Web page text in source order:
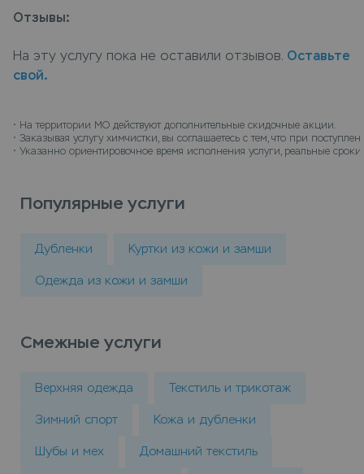
Leda подберут оптимальную технологию чистки
Сдать кожаное пальто до колена в химчистку
можно в пунктах приема Leda, или закажите
Отзывы:
На эту услугу пока не оставили отзывов. Оставьте
свой.
• На территории МО действуют дополнительные скидочные акции.
• Заказывая услугу химчистки, вы соглашаетесь с тем, что при
• Указанно ориентировочное время исполнения услуги, реальные сроки
Популярные услуги
Дубленки Куртки из кожи и замши
Одежда из кожи и замши
Смежные услуги
Верхняя одежда Текстиль и трикотаж
Зимний спорт Кожа и дубленки
Шубы и мех Домашний текстиль